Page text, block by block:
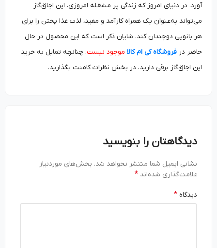
آورد. در دنیای امروز که زندگی‌ پر مشغله امروزی، این اجاق‌گاز
می‌تواند به‌عنوان یک همرا‌ه کارآمد و مفید، لذت غذا پختن را برای
هر بانویی دوچندان کند. شایان ذکر است که این محصول در حال
حاضر درفروشگاه کی ام کالا موجود نیست. چنانچه تمایل به خرید
این اجا‌‌ق‌‌گاز برقی دارید، در بخش نظرات کامنت بگذارید.
دیدگاهتان را بنویسید
نشانی ایمیل شما منتشر نخواهد شد. بخش‌های موردنیاز
علامت‌گذاری شده‌اند*
دیدگاه*